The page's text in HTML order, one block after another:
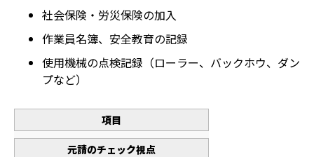
社会保険・労災保険の加入
作業員名簿、安全教育の記録
使用機械の点検記録（ローラー、バックホウ、ダン
プなど）
項目
元請のチェック視点